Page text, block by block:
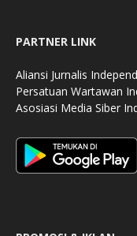
PARTNER LINK
Aliansi Jurnalis
Persatuan Wartawan
Asosiasi Media Siber